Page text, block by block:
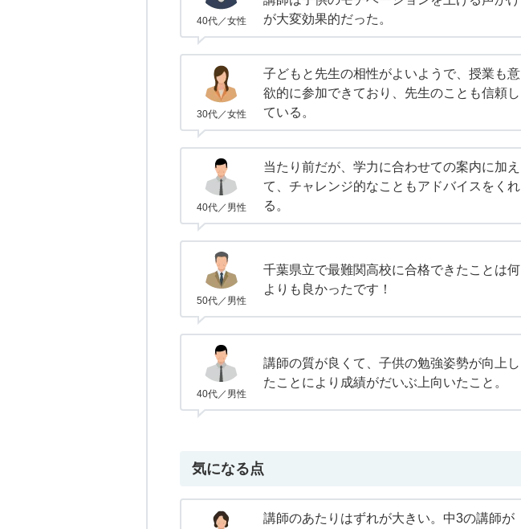
40代／女性
が大変効果的だった。
30代／女性
子どもと先生の相性がよいようで、授業も意
欲的に参加できており、先生のことも信頼し
ている。
40代／男性
当たり前だが、学力に合わせての案内に加え
て、チャレンジ的なこともアドバイスをくれ
る。
50代／男性
千葉県立で最難関高校に合格できたことは何
よりも良かったです！
40代／男性
講師の質が良くて、子供の勉強姿勢が向上し
たことにより成績がだいぶ上向いたこと。
気になる点
講師のあたりはずれが大きい。中3の講師が